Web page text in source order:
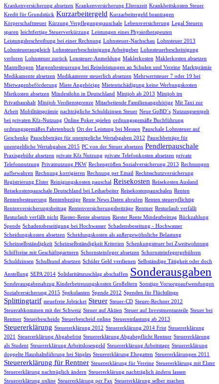
Krankenversicherung absetzen Krankenversicherung Elternzeit Krankheitskosten Steuer
Kredit für Grundstück Kurzarbeitergeld Kurzarbeitergeld beantragen
Körperschaftsteuer Kürzung Verpflegungspauschale Lebensversicherung Legal Steuern
sparen leichtfertige Steuerverkürzung Leistungen eines Physiotherapeuten
Leistungsbeschreibung bei einer Rechnung Lohnsteuer-Nachschau Lohnsteuer 2013
Lohnsteuerausgleich Lohnsteuerbescheinigung Arbeitgeber Lohnsteuerbescheinigung
verloren Lohnsteuer zurück Lonsteuer-Anmeldung Maklerkosten Maklerkosten absetzen
Mantelbogen Margenbesteuerung bei Reiseleistungen an Schulen und Vereine Marktprämie
Medikamente absetzen Medikamente steuerlich absetzen Mehrwertsteuer 7 oder 19 bei
Mietwagenbeförderung Miete Angehörige Mietentschädigung keine Werbungskosten
Mietkosten absetzen Mindestlohn in Deutschland Minijob ab 2013 Minijob im
Privathaushalt Minijob Verdienstgrenze Mitarbeitende Familienangehörige Mit Taxi zur
Arbeit Mobilitätsprämie nachträgliche Schuldzinsen Steuer Neue GoBD´s Nutzungsentgelt
bei privaten Kfz-Nutzung Online Poker spielen ordnungsgemäße Buchführung
ordnungsgemäßes Fahrtenbuch Ort der Leistung bei Messen Pauschale Lohnsteuer auf
Geschenke Pauschbeträge für unentgeliche Wertabgaben 2012 Pauschbeträge für
unentgeltliche Wertabgaben 2015 PC von der Steuer absetzen Pendlerpauschale
Praxisgebühr absetzen private Kfz Nutzung private Telefonkosten absetzen private
Telefonnutzung Privatnutzung PKW Rechengrößen Sozialversicherung 2013 Rechnungen
aufbewahren Rechnung korrigieren Rechnung per Email Rechtsschutzversicherung
Registrierung Elster Reinigungskosten pauschal Reisekosten Reisekosten Ausland
Reisekostenpauschale Deutschland bei Leiharbeiter Reisekostenpauschalen Renten
Rentenbesteuerung Rentenbezüge Rente News Daten abrufen Renten steuerpflichtig
Rentenversicherungsbeitrag Rentenversicherungsbeiträge Rentner Resturlaub verfällt
Resturlaub verfällt nicht Riester-Rente absetzen Riester Rente Mindestbeitrag Rückzahlung
Spende Schadensbeseitigung bei Hochwasser Schadensbeseitung - Hochwasser
Scheidungskosten absetzen Scheidungskosten als außergewöhnliche Belastung
Scheinselbständigkeit Scheinselbständigkeit Kriterien Schenkungsteuer bei Zweitwohnung
Schiffreise mit Geschäftspartnern Schornsteinfeger absetzen Schornsteinfegergebühren
Schuldzinsen Schulhund absetzen Schüler Geld verdienen Selbständige Tätigkeit oder doch
Anstellung SEPA 2014 Solidaritätszuschlag abschaffen Sonderausgaben
Sonderausgabenabzug Kinderbetreuungskosten Großeltern Sonstige Vorsorgeaufwendungen
Sozialversicherung 2015 Spekulanten Spende 2012 Spenden für Flüchtlinge
Splittingtarif steuefreie Jobticket Steuer Steuer-CD Steuer-Rechner 2012
Steuerabkommen mit der Schweiz Steuer auf Aktien Steuer auf Investmentanteile Steuer bei
Rentner Steuerbescheide Steuerbescheid online Steuerentlastung ab 2013
Steuererklärung Steuererklärung 2012 Steuererklärung 2014 Frist Steuererklärung
2021
Steuererklärung Abgabefrist Steuererklärung Abgabepflicht Rentner Steuererklärung
als Student Steuererklärung Arbeitslosengeld Steuererklärung Arbeitstage Steuererklärung
doppelte Haushaltsführung bei Singles Steuererklärung Ehegatten Steuererklärungen 2011
Steuererklärung für Rentner Steuererklärung für Vereine Steuererklärung mit Elster
Steuererklärung nachträglich ändern Steuererklärung nachträglich ändern lassen
Steuererklärung online Steuererklärung per Fax Steuererklärung selber machen